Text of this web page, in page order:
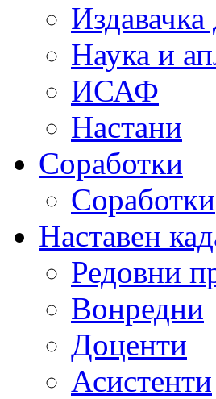
Издавачка
Наука и
ИСАФ
Настани
Соработки
Соработки
Наставен
Редовни
Вонредни
Доценти
Асистенти